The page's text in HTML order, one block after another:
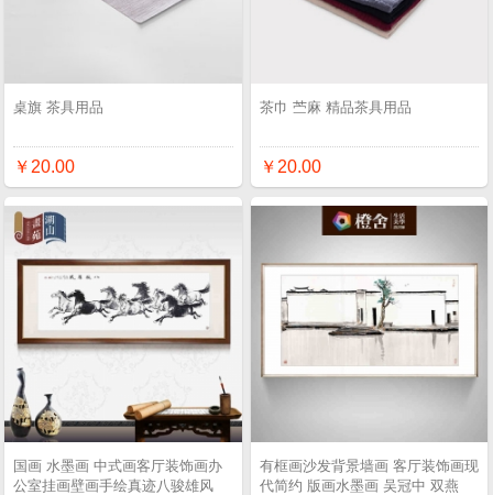
桌旗 茶具用品
￥20.00
茶巾 苎麻 精品茶具用品
￥20.00
国画 水墨画 中式画客厅装饰画办
公室挂画壁画手绘真迹八骏雄风
有框画沙发背景墙画 客厅装饰画现
代简约 版画水墨画 吴冠中 双燕